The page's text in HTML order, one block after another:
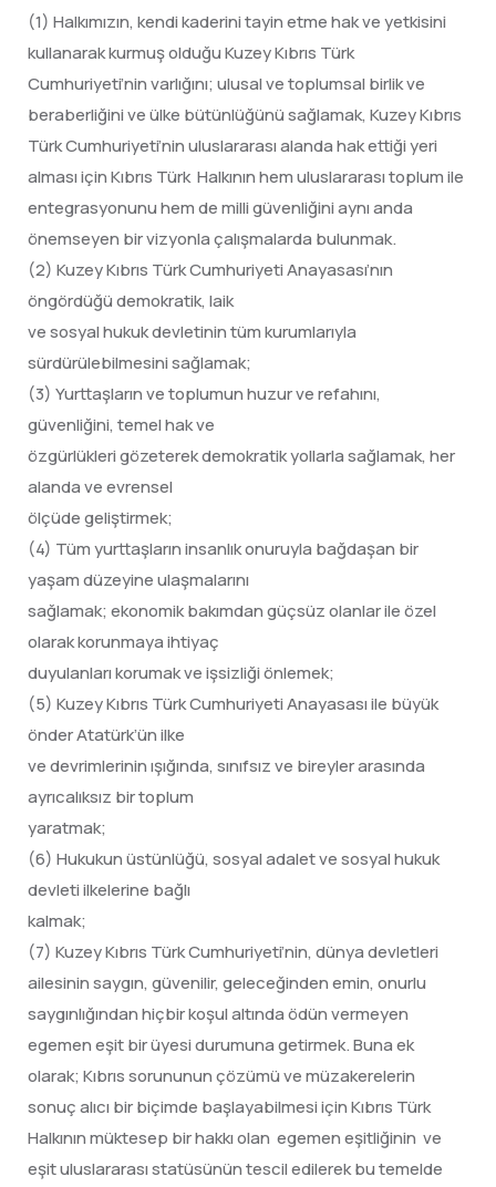
(1) Halkımızın, kendi kaderini tayin etme hak ve yetkisini
kullanarak kurmuş olduğu Kuzey Kıbrıs Türk
Cumhuriyeti’nin varlığını; ulusal ve toplumsal birlik ve
beraberliğini ve ülke bütün­lüğünü sağlamak, Kuzey Kıbrıs
Türk Cumhuriyeti’nin uluslararası alanda hak ettiği yeri
alması için Kıbrıs Türk Halkının hem uluslararası toplum ile
entegrasyonunu hem de milli güvenliğini aynı anda
önemseyen bir vizyonla çalışmalarda bulunmak.
(2) Kuzey Kıbrıs Türk Cumhuriyeti Anayasası’nın
öngördüğü demokratik, laik
ve sosyal hukuk devletinin tüm kurumlarıyla
sürdürülebilmesini sağlamak;
(3) Yurttaşların ve toplumun huzur ve refahını,
güvenliğini, temel hak ve
özgürlükleri gözeterek demokratik yollarla sağlamak, her
alanda ve evrensel
ölçüde geliştirmek;
(4) Tüm yurttaşların insanlık onuruyla bağdaşan bir
yaşam düzeyine ulaşmalarını
sağlamak; ekonomik bakımdan güçsüz olanlar ile özel
olarak korunmaya ihtiyaç
duyulanları korumak ve işsizliği önlemek;
(5) Kuzey Kıbrıs Türk Cumhuriyeti Anayasası ile büyük
önder Atatürk’ün ilke
ve devrimlerinin ışığında, sınıfsız ve bireyler arasında
ayrıcalıksız bir toplum
yaratmak;
(6) Hukukun üstünlüğü, sosyal adalet ve sosyal hukuk
devleti ilkelerine bağlı
kalmak;
(7) Kuzey Kıbrıs Türk Cumhuriyeti’nin, dünya devletleri
ailesinin saygın, güve­nilir, geleceğinden emin, onurlu
saygın­lığından hiçbir koşul altında ödün ver­meyen
egemen eşit bir üyesi durumuna getirmek. Buna ek
olarak; Kıbrıs sorununun çözümü ve müzakerelerin
sonuç alıcı bir biçimde başlayabilmesi için Kıbrıs Türk
Halkının müktesep bir hakkı olan egemen eşitliğinin ve
eşit uluslararası statüsünün tescil edilerek bu temelde